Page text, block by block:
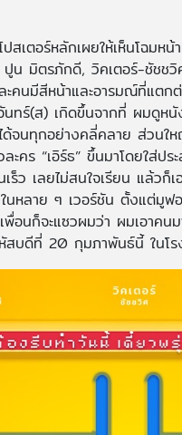
เตอร์หลักเผยให้เห็นโฉมห
มิตรภักดี, วิคเตอร์-ชัชชวิ
คนมีสีหน้าและอารมณ์ที่แตก
ทร์(ส) เกิดขึ้นจากที่ ผมดู
จนทุกอย่างคลี่คลาย ส่วนใ
คร “เอิร์ธ” ขึ้นมาโดยใส่ป
นเร็ว เลยไม่สนใจเรียน แล้
ในหลาย ๆ เวอร์ชัน ตั้งแต่มู
อนก็จะแซวผมว่า ผมเอาคนม
สบดีที่ 20 กุมภาพันธ์นี้ ในโ